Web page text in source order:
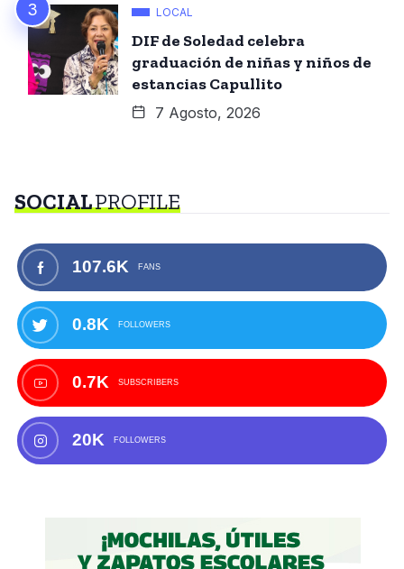
LOCAL
DIF de Soledad celebra
graduación de niñas y niños de
estancias Capullito
7 Agosto, 2026
SOCIALPROFILE
107.6K FANS
0.8K FOLLOWERS
0.7K SUBSCRIBERS
20K FOLLOWERS